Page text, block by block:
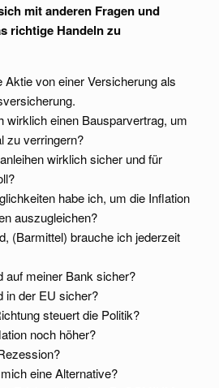
mit anderen Fragen und
richtige Handeln zu
Aktie von einer Versicherung als
wirklich einen Bausparvertrag, um
zu verringern?
wirklich sicher und für
habe ich, um die Inflation
auszugleichen?
(Barmittel) brauche ich jederzeit
auf meiner Bank sicher?
in der EU sicher?
steuert die Politik?
noch höher?
eine Alternative?